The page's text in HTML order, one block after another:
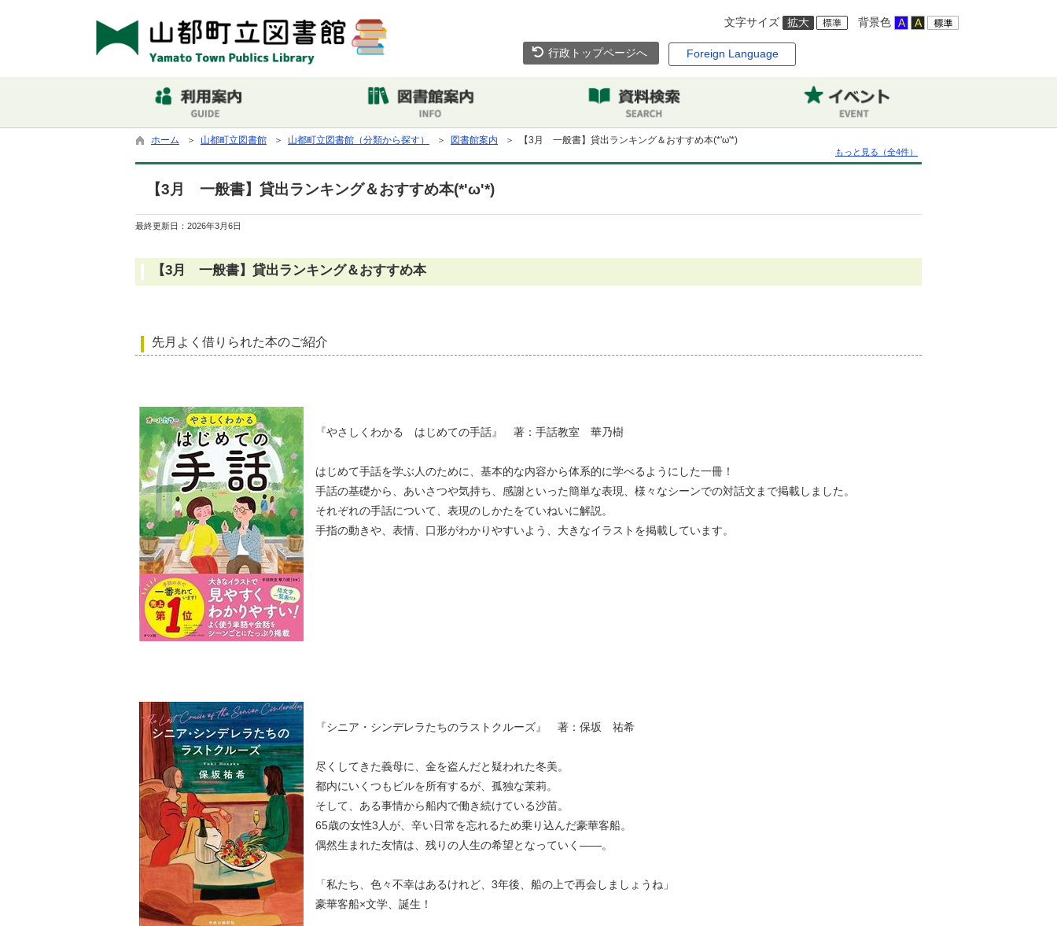
文字サイズ 背景色
行政トップページへ Foreign Language
ホーム ＞ 山都町立図書館 ＞ 山都町立図書館（分類から探す） ＞ 図書館案内 ＞ 【3月 一般書】貸出ランキング＆おすすめ本(*'ω'*)
もっと見る（全4件）
【3月 一般書】貸出ランキング＆おすすめ本(*'ω'*)
最終更新日： 2026年3月6日
【3月 一般書】貸出ランキング＆おすすめ本
先月よく借りられた本のご紹介
『やさしくわかる はじめての手話』 著：手話教室 華乃樹
はじめて手話を学ぶ人のために、基本的な内容から体系的に学べるようにした一冊！
手話の基礎から、あいさつや気持ち、感謝といった簡単な表現、様々なシーンでの対話文まで掲載しました。
それぞれの手話について、表現のしかたをていねいに解説。
手指の動きや、表情、口形がわかりやすいよう、大きなイラストを掲載しています。
『シニア・シンデレラたちのラストクルーズ』 著：保坂 祐希
尽くしてきた義母に、金を盗んだと疑われた冬美。
都内にいくつもビルを所有するが、孤独な茉莉。
そして、ある事情から船内で働き続けている沙苗。
65歳の女性3人が、辛い日常を忘れるため乗り込んだ豪華客船。
偶然生まれた友情は、残りの人生の希望となっていく――。
「私たち、色々不幸はあるけれど、3年後、船の上で再会しましょうね」
豪華客船×文学、誕生！